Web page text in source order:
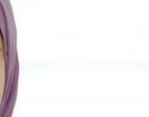
بعد فسخ عقده.. حصاد وأرقام سيف
السيرة الذاتية للدكتورة آيات
سامو كوستا في معسكر النصر
إنهاء تعاقد سيف الدين الجزيري مع